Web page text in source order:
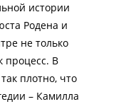
истории
Родена и
не только
процесс. В
плотно, что
– Камилла